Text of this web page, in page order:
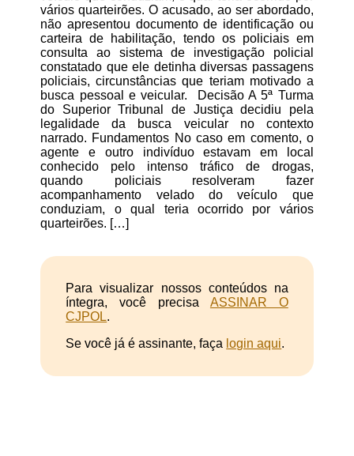
vários quarteirões. O acusado, ao ser abordado,
não apresentou documento de identificação ou
carteira de habilitação, tendo os policiais em
consulta ao sistema de investigação policial
constatado que ele detinha diversas passagens
policiais, circunstâncias que teriam motivado a
busca pessoal e veicular. Decisão A 5ª Turma
do Superior Tribunal de Justiça decidiu pela
legalidade da busca veicular no contexto
narrado. Fundamentos No caso em comento, o
agente e outro indivíduo estavam em local
conhecido pelo intenso tráfico de drogas,
quando policiais resolveram fazer
acompanhamento velado do veículo que
conduziam, o qual teria ocorrido por vários
quarteirões. […]
Para visualizar nossos conteúdos na
íntegra, você precisa ASSINAR O
CJPOL.
Se você já é assinante, faça login aqui.